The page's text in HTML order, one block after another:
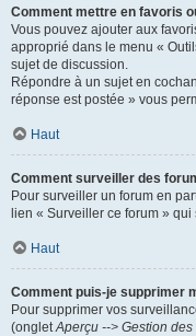
Comment mettre en favoris
Vous pouvez ajouter aux
approprié dans le menu «
sujet de discussion.
Répondre à un sujet en
réponse est postée » vous
Haut
Comment surveiller des
Pour surveiller un forum en
lien « Surveiller ce forum »
Haut
Comment puis-je supprimer
Pour supprimer vos
(ongletAperçu --> Gestion